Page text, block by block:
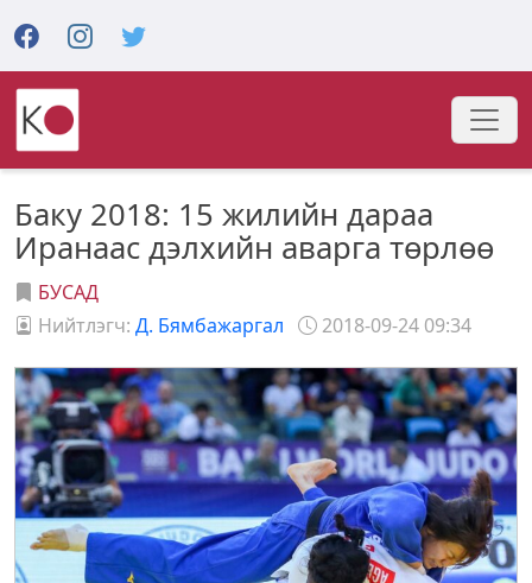
Баку 2018: 15 жилийн дараа
Иранаас дэлхийн аварга төрлөө
БУСАД
Нийтлэгч: Д. Бямбажаргал 2018-09-24 09:34